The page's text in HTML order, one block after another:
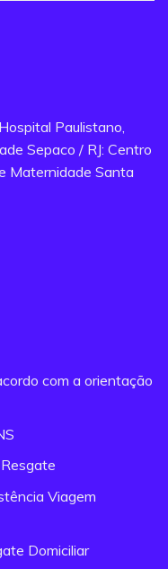
Paulistano,
Sepaco / RJ: Centro
Maternidade Santa
com a orientação
Viagem
Domiciliar